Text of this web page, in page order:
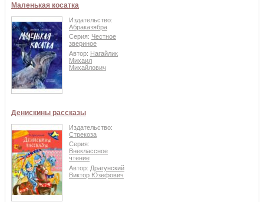
Маленькая косатка
Издательство:
Абраказябра
Серия: Честное
звериное
Автор: Нагайлик
Михаил
Михайлович
Денискины рассказы
Издательство:
Стрекоза
Серия:
Внеклассное
чтение
Автор: Драгунский
Виктор Юзефович